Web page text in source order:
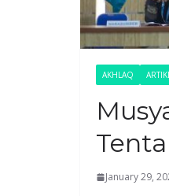
AKHLAQ
January 29,